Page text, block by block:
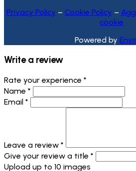
Privacy Policy – Cookie Policy –
cookie
Powered by
Write a review
Rate your experience *
Name *
Email *
Leave a review *
Give your review a title *
Upload up to 10 images